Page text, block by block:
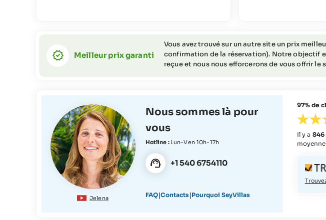
plus d'informations).
Meilleur prix garanti
Vous avez trouvé sur un autre site un prix
confirmation de la réservation). Notre objectif
reçue et nous nous efforcerons de vous offrir le
Jelena
Nous sommes là pour
vous
Hotline : Lun-Ven 10h-17h
+1 540 6754110
FAQ|Contacts|Pourquoi SeyVillas
97% de
Il y a 846